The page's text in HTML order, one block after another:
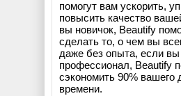
помогут вам ускорить,
повысить качество
вы новичок, Beautify
сделать то, о чем вы
даже без опыта, если
профессионал, Beautify
сэкономить 90% вашего
времени.